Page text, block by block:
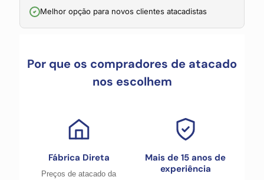
Melhor opção para novos clientes atacadistas
Por que os compradores de atacado
nos escolhem
Fábrica Direta
Preços de atacado da
Mais de 15 anos de
experiência